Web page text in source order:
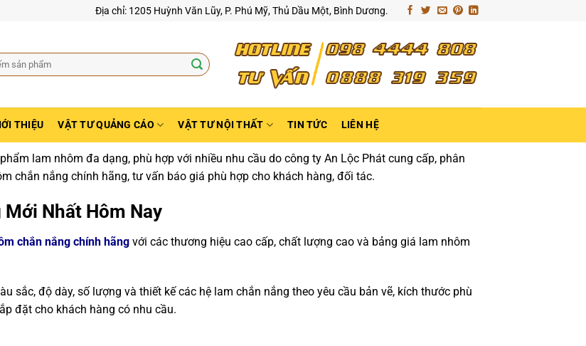
Địa chỉ: 1205 Huỳnh Văn Lũy, P. Phú Mỹ, Thủ Dầu Một, Bình Dương.
THIỆU VẬT TƯ QUẢNG CÁO VẬT TƯ NỘI THẤT TIN TỨC LIÊN HỆ
lam nhôm đa dạng, phù hợp với nhiều nhu cầu do công ty An Lộc Phát cung cấp, phân
chắn nắng chính hãng, tư vấn báo giá phù hợp cho khách hàng, đối tác.
Mới Nhất Hôm Nay
chắn nắng chính hãng với các thương hiệu cao cấp, chất lượng cao và bảng giá lam nhôm
sắc, độ dày, số lượng và thiết kế các hệ lam chắn nắng theo yêu cầu bản vẽ, kích thước phù
đặt cho khách hàng có nhu cầu.